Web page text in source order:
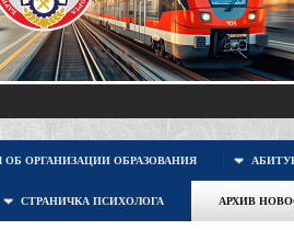
ОБ ОРГАНИЗАЦИИ ОБРАЗОВАНИЯ
СТРАНИЧКА ПСИХОЛОГА АРХИВ